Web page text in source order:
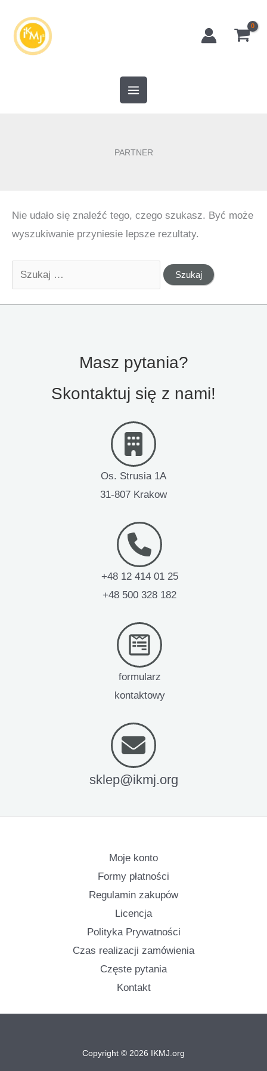
treści
PARTNER
Nie udało się znaleźć tego, czego szukasz. Być może
wyszukiwanie przyniesie lepsze rezultaty.
Szukaj
dla:
Masz pytania?
Skontaktuj się z nami!
Os. Strusia 1A
31-807 Krakow
+48 12 414 01 25
+48 500 328 182
formularz
kontaktowy
sklep@ikmj.org
Moje konto
Formy płatności
Regulamin zakupów
Licencja
Polityka Prywatności
Czas realizacji zamówienia
Częste pytania
Kontakt
Copyright © 2026 IKMJ.org